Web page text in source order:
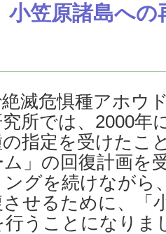
小笠原諸島への
滅危惧種アホウ
所では、2000年
指定を受けたこ
」の回復計画を
グを続けながら
せるために、「
行うことになりま